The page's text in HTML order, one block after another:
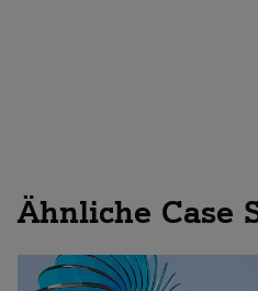
Ähnliche Case